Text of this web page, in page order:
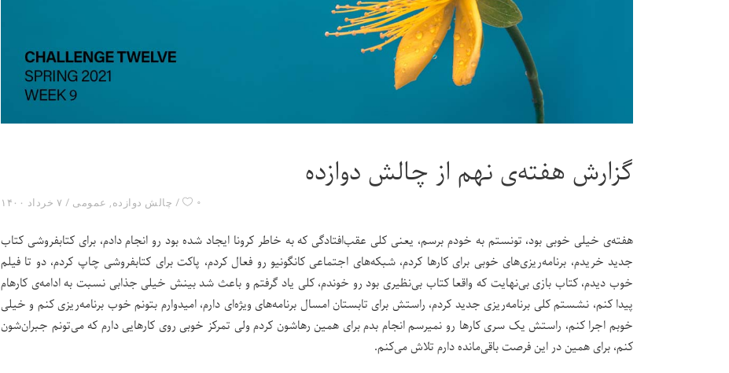
گزارش هفته‌ی نهم از چالش دوازده
۷ خرداد ۱۴۰۰ چالش دوازده, عمومی ۰
هفته‌ی خیلی خوبی بود، تونستم به خودم برسم، یعنی کلی عقب‌افتادگی که به خاطر کرونا ایجاد شده بود رو انجام دادم، برای کتابفروشی کتاب
جدید خریدم، برنامه‌ریزی‌های خوبی برای کارها کردم، شبکه‌های اجتماعی کانگونیو رو فعال کردم، پاکت برای کتابفروشی چاپ کردم، دو تا فیلم
خوب دیدم، کتاب بازی بی‌نهایت که واقعا کتاب بی‌نظیری بود رو خوندم، کلی یاد گرفتم و باعث شد بینش خیلی جذابی نسبت به ادامه‌ی کارهام
پیدا کنم، نشستم کلی برنامه‌ریزی جدید کردم، راستش برای تابستان امسال برنامه‌های ویژه‌ای دارم، امیدوارم بتونم خوب برنامه‌ریزی کنم و خیلی
خوبم اجرا کنم، راستش یک سری کارها رو نمیرسم انجام بدم برای همین رهاشون کردم ولی تمرکز خوبی روی کارهایی دارم که می‌تونم جبران‌شون
کنم، برای همین در این فرصت باقی‌مانده دارم تلاش می‌کنم.